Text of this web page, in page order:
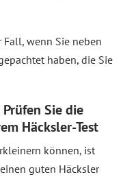
wenn Sie neben
haben, die Sie
Sie die
Häcksler-Test
können, ist
einen guten Häcksler